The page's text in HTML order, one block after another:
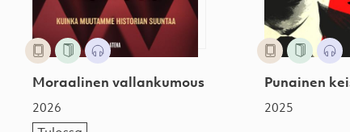
Moraalinen vallankumous
2026
Punainen
2025